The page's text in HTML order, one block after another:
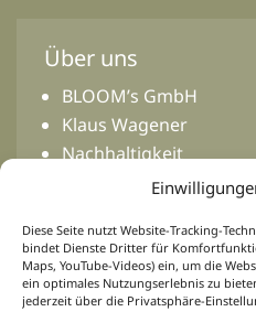
Diese Seite nutzt Website-Tracking-
bindet Dienste Dritter für
Maps, YouTube-Videos) ein, um die
ein optimales Nutzungserlebnis zu
jederzeit über die Privatsphäre-
Über uns
BLOOM’s GmbH
Klaus Wagener
Nachhaltigkeit
Mediadaten